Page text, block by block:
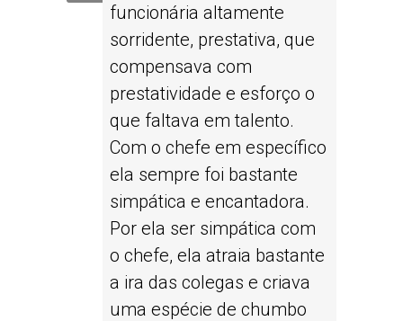
funcionária altamente
sorridente, prestativa, que
compensava com
prestatividade e esforço o
que faltava em talento.
Com o chefe em específico
ela sempre foi bastante
simpática e encantadora.
Por ela ser simpática com
o chefe, ela atraia bastante
a ira das colegas e criava
uma espécie de chumbo